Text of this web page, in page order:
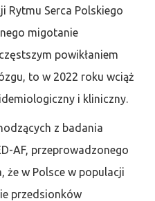
Rytmu Serca Polskiego
migotanie
powikłaniem
to w 2022 roku wciąż
i kliniczny.
z badania
AF, przeprowadzonego
że w Polsce w populacji
przedsionków